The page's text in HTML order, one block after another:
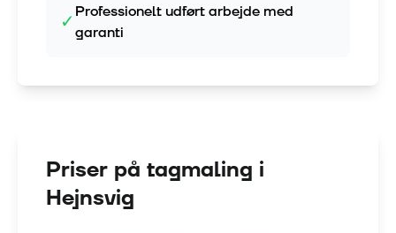
✓Professionelt udført arbejde med
garanti
Priser på tagmaling i
Hejnsvig